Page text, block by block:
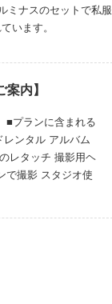
ミナスのセットで私服
います。
内】
■プランに含まれる
レンタル アルバム
レタッチ 撮影用ヘ
で撮影 スタジオ使